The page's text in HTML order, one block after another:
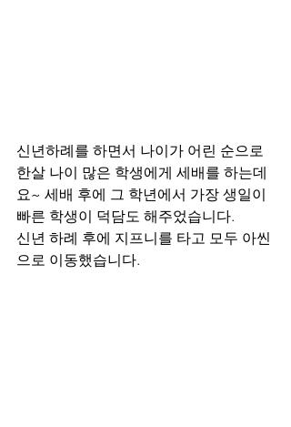
신년하례를 하면서 나이가 어린 순으로
한살 나이 많은 학생에게 세배를 하는데
요~ 세배 후에 그 학년에서 가장 생일이
빠른 학생이 덕담도 해주었습니다.
신년 하례 후에 지프니를 타고 모두 아씬
으로 이동했습니다.